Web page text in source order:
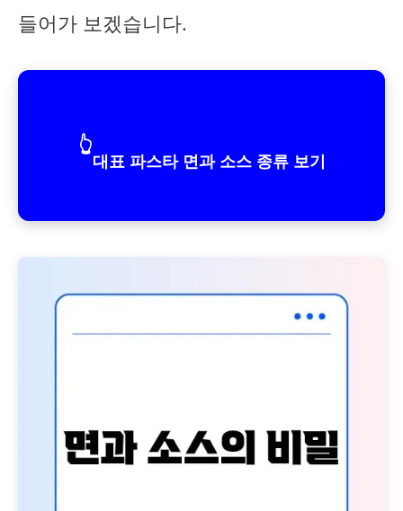
들어가 보겠습니다.
👆
대표 파스타 면과 소스 종류 보기